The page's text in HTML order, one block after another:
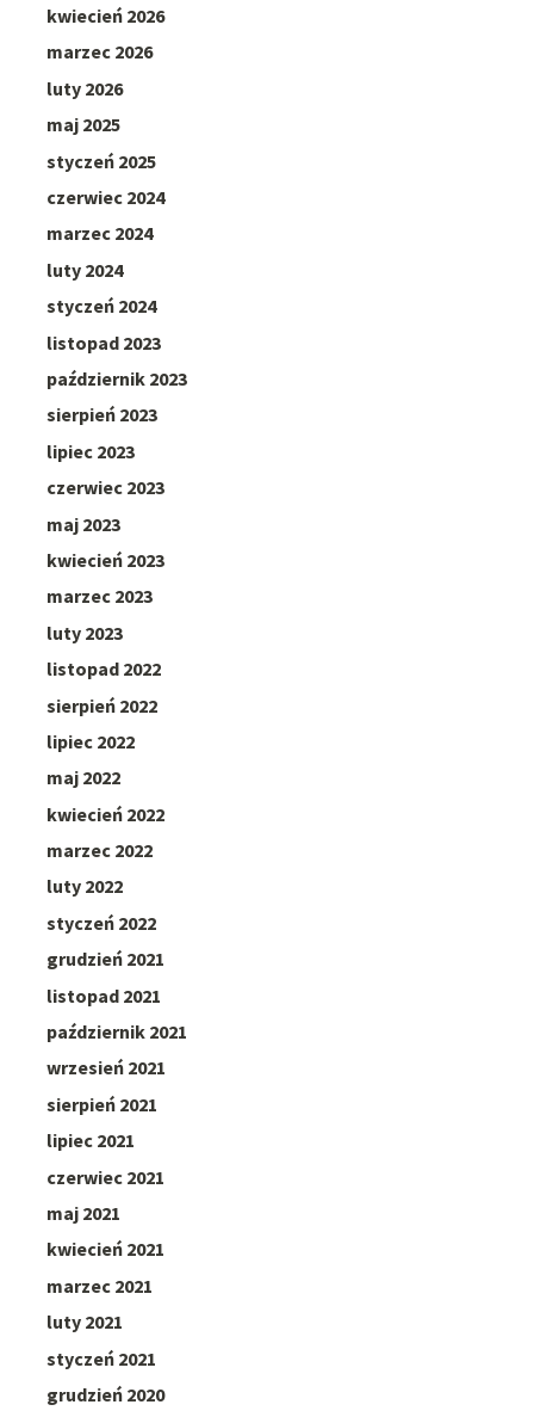
kwiecień 2026
marzec 2026
luty 2026
maj 2025
styczeń 2025
czerwiec 2024
marzec 2024
luty 2024
styczeń 2024
listopad 2023
październik 2023
sierpień 2023
lipiec 2023
czerwiec 2023
maj 2023
kwiecień 2023
marzec 2023
luty 2023
listopad 2022
sierpień 2022
lipiec 2022
maj 2022
kwiecień 2022
marzec 2022
luty 2022
styczeń 2022
grudzień 2021
listopad 2021
październik 2021
wrzesień 2021
sierpień 2021
lipiec 2021
czerwiec 2021
maj 2021
kwiecień 2021
marzec 2021
luty 2021
styczeń 2021
grudzień 2020